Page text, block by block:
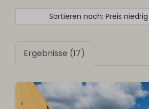
Sortieren nach: Preis
Ergebnisse (17)